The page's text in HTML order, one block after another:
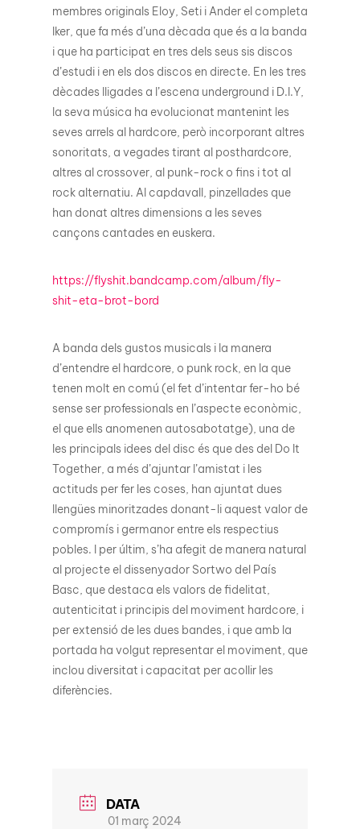
membres originals Eloy, Seti i Ander el completa
Iker, que fa més d’una dècada que és a la banda
i que ha participat en tres dels seus sis discos
d’estudi i en els dos discos en directe. En les tres
dècades lligades a l’escena underground i D.I.Y,
la seva música ha evolucionat mantenint les
seves arrels al hardcore, però incorporant altres
sonoritats, a vegades tirant al posthardcore,
altres al crossover, al punk-rock o fins i tot al
rock alternatiu. Al capdavall, pinzellades que
han donat altres dimensions a les seves
cançons cantades en euskera.
https://flyshit.bandcamp.com/album/fly-
shit-eta-brot-bord
A banda dels gustos musicals i la manera
d’entendre el hardcore, o punk rock, en la que
tenen molt en comú (el fet d’intentar fer-ho bé
sense ser professionals en l’aspecte econòmic,
el que ells anomenen autosabotatge), una de
les principals idees del disc és que des del Do It
Together, a més d’ajuntar l’amistat i les
actituds per fer les coses, han ajuntat dues
llengües minoritzades donant-li aquest valor de
compromís i germanor entre els respectius
pobles. I per últim, s’ha afegit de manera natural
al projecte el dissenyador Sortwo del País
Basc, que destaca els valors de fidelitat,
autenticitat i principis del moviment hardcore, i
per extensió de les dues bandes, i que amb la
portada ha volgut representar el moviment, que
inclou diversitat i capacitat per acollir les
diferències.
DATA
01 març 2024